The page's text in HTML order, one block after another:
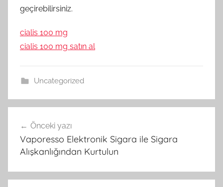
geçirebilirsiniz.
cialis 100 mg
cialis 100 mg satın al
Uncategorized
gezinmesi
Önceki yazı
Vaporesso Elektronik Sigara ile Sigara
Alışkanlığından Kurtulun